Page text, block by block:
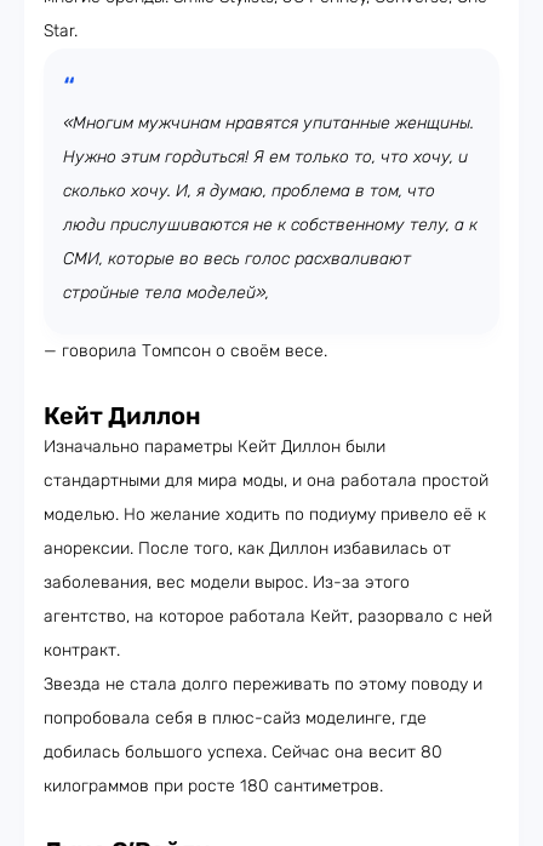
Star.
«Многим мужчинам нравятся упитанные женщины.
Нужно этим гордиться! Я ем только то, что хочу, и
сколько хочу. И, я думаю, проблема в том, что
люди прислушиваются не к собственному телу, а к
СМИ, которые во весь голос расхваливают
стройные тела моделей»,
— говорила Томпсон о своём весе.
Кейт Диллон
Изначально параметры Кейт Диллон были
стандартными для мира моды, и она работала простой
моделью. Но желание ходить по подиуму привело её к
анорексии. После того, как Диллон избавилась от
заболевания, вес модели вырос. Из-за этого
агентство, на которое работала Кейт, разорвало с ней
контракт.
Звезда не стала долго переживать по этому поводу и
попробовала себя в плюс-сайз моделинге, где
добилась большого успеха. Сейчас она весит 80
килограммов при росте 180 сантиметров.